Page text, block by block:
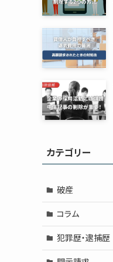
カテゴリー
破産
コラム
犯罪歴・逮捕歴